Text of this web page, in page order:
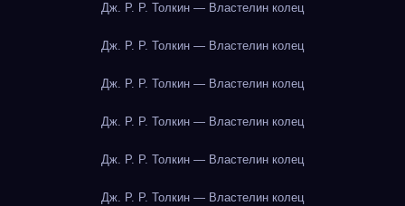
Дж. Р. Р. Толкин — Властелин колец
Дж. Р. Р. Толкин — Властелин колец
Дж. Р. Р. Толкин — Властелин колец
Дж. Р. Р. Толкин — Властелин колец
Дж. Р. Р. Толкин — Властелин колец
Дж. Р. Р. Толкин — Властелин колец